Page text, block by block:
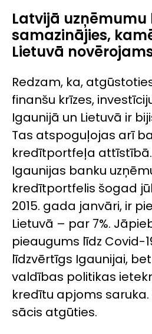
Latvijā
samazinājies,
Lietuvā
Redzam, ka,
finanšu krīzes,
Igaunijā un Lietuvā ir
Tas atspoguļojas arī
kredītportfeļa
Igaunijas banku
kredītportfelis šogad
2015. gada janvāri, ir
Lietuvā – par 7%.
pieaugums līdz Covid-
līdzvērtīgs Igaunijai,
valdības politikas
kredītu apjoms
sācis atgūties.